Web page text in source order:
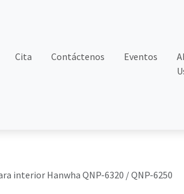
Cita Contáctenos Eventos
interior Hanwha QNP-6320 / QNP-6250